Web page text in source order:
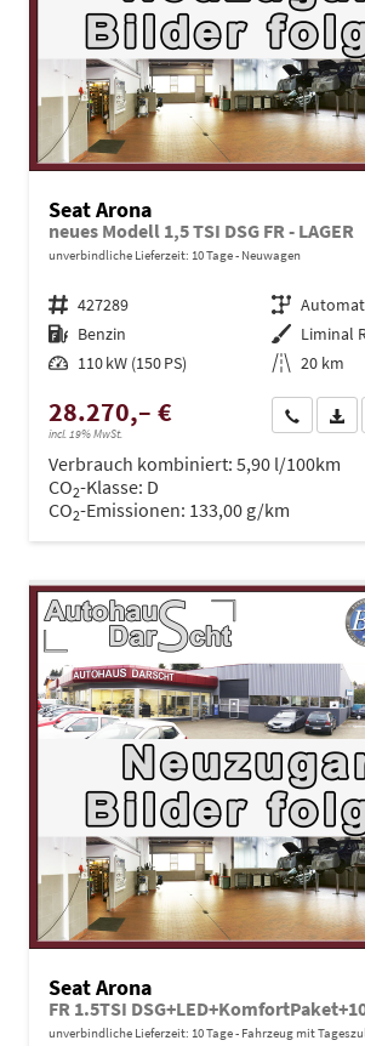
Seat Arona
neues Modell 1,5 TSI DSG FR - LAGER
unverbindliche Lieferzeit: 10 Tage Neuwagen
Fahrzeugnr. 427289 Getriebe
Kraftstoff Benzin Außenfarbe
Leistung 110 kW (150 PS) Kilometerstand 20 km
28.270,– €
incl. 19% MwSt.
Wir rufen
Verbrauch kombiniert: 5,90 l/100km
CO2-Klasse: D
CO2-Emissionen: 133,00 g/km
Seat Arona
unverbindliche Lieferzeit: 10 Tage Fahrzeug mit